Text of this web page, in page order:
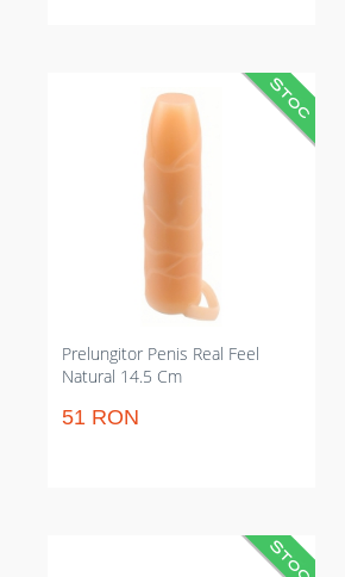
Prelungitor Penis Real Feel
Natural 14.5 Cm
51 RON
Manson concret din material
catifelat care crește grosimea
penisului cu 33% și prelungește
actul sexual. Rezistent la apă și
hipoalergenic, întinde fixaj fermă
prin inelul pentru testicule.
Potrivește pentru partide în apă
sau la domiciliu, fără compromis
la senzație firească și stimulare
auxiliară pentru parteneră.